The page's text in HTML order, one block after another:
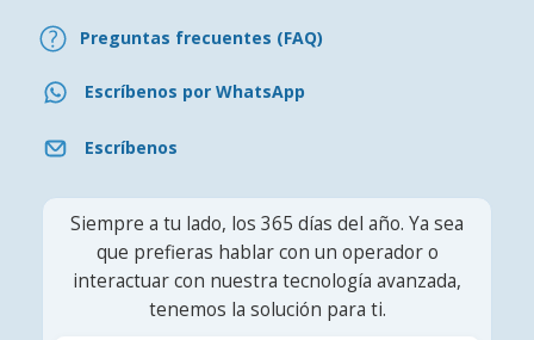
Preguntas frecuentes (FAQ)
Escríbenos por WhatsApp
Escríbenos
Siempre a tu lado, los 365 días del año. Ya sea
que prefieras hablar con un operador o
interactuar con nuestra tecnología avanzada,
tenemos la solución para ti.